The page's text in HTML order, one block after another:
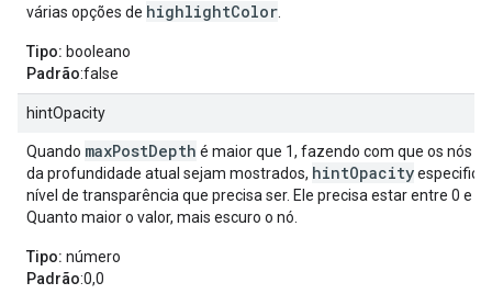
várias opções de highlightColor
Tipo: booleano
Padrão:false
hintOpacity
Quando maxPostDepth é maior que 1, fazendo com que os nós
da profundidade atual sejam mostrados, hintOpacityespecifica
nível de transparência que precisa ser. Ele precisa estar entre 0 e 1.
Quanto maior o valor, mais escuro o nó.
Tipo: número
Padrão:0,0